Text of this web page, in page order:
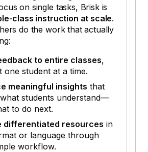
on single tasks, Brisk is
class instruction at scale.
do the work that actually
to entire classes,
one student at a time.
meaningful insights that
students understand—
to do next.
differentiated resources in
or language through
workflow.